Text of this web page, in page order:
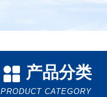
产品分类
PRODUCT CATEGORY